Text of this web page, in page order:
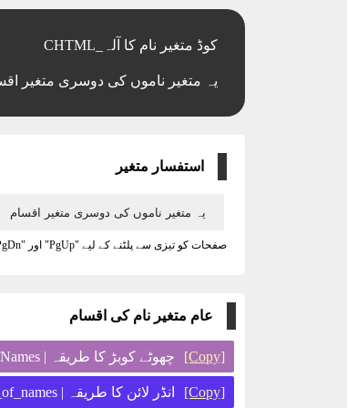
CHTML_کوڈ متغیر نام کا آلہ
یہ متغیر ناموں کی دوسری متغیر
استفسار متغیر
صفحات کو تیزی سے پلٹنے کے لیے "PgUp" اور "PgDn" کو دبائیں۔
عام متغیر نام کی اقسام
چھوٹے کوبڑ کا طریقہ | thisIsTheSecondVariableOfNames [Copy]
انڈر لائن کا طریقہ | this_is_the_second_variable_of_names [Copy]